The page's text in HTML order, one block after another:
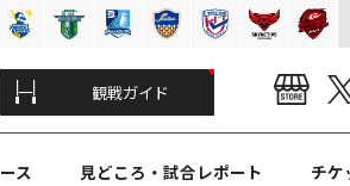
観戦ガイド
ス 見どころ・試合レポート チケ